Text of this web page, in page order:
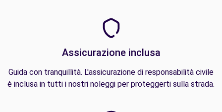
Assicurazione inclusa
Guida con tranquillità. L'assicurazione di responsabilità civile
è inclusa in tutti i nostri noleggi per proteggerti sulla strada.